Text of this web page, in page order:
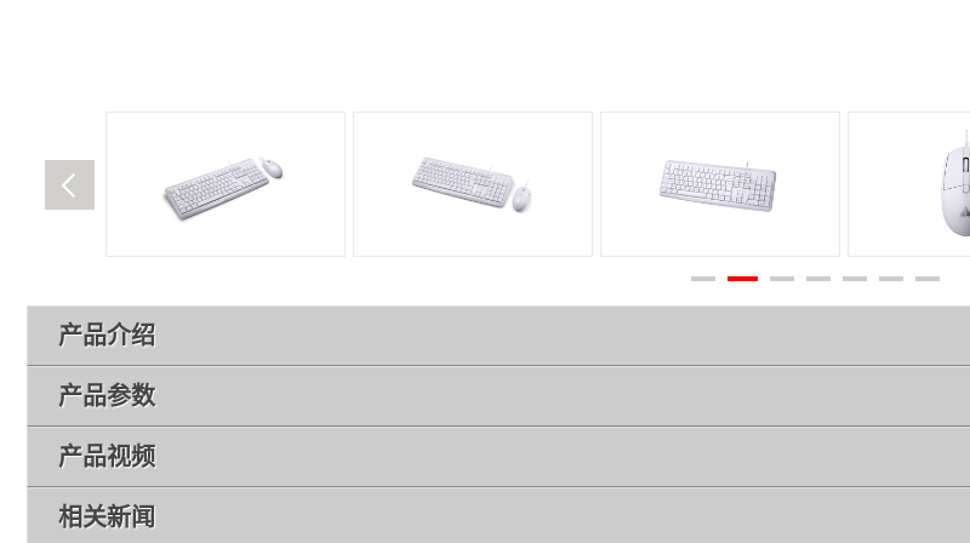
产品介绍
产品参数
产品视频
相关新闻